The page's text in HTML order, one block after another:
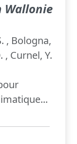
Wallonie
, Bologna,
, Curnel, Y.